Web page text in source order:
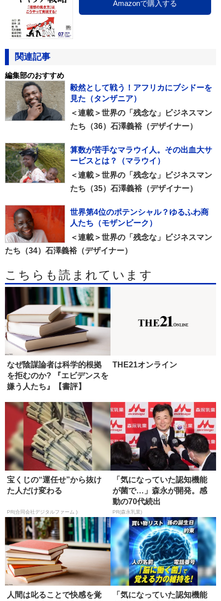
Amazonで購入する
関連記事
編集部のおすすめ
毅然として戦う！アフリカにブシドーを
見た（タンザニア）
＜連載＞世界の「残念な」ビジネスマン
たち（36）石澤義裕（デザイナー）
算数が苦手なマラウイ人。その出血大サ
ービスとは？（マラウイ）
＜連載＞世界の「残念な」ビジネスマン
たち（35）石澤義裕（デザイナー）
世界第4位のポテンシャル？ゆるふわ商
人たち（モザンビーク）
＜連載＞世界の「残念な」ビジネスマン
たち（34）石澤義裕（デザイナー）
こちらも読まれています
なぜ陰謀論者は科学的根拠
を拒むのか? 『エビデンスを
嫌う人たち』【書評】
THE21オンライン
宝くじの“運任せ”から抜け
た人だけ変わる
PR(合同会社デジタルファーム )
「気になっていた認知機能
が菌で…」森永が開発。感
動の70代続出
PR(森永乳業)
人間は叱ることで快感を覚
「気になっていた認知機能